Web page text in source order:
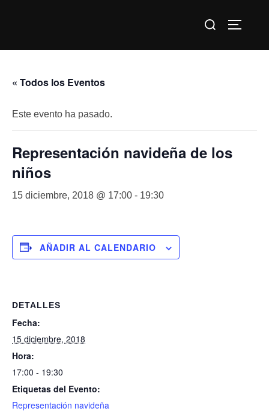
Buscar:
« Todos los Eventos
Este evento ha pasado.
Representación navideña de los
niños
15 diciembre, 2018 @ 17:00 - 19:30
AÑADIR AL CALENDARIO
DETALLES
Fecha:
15 diciembre, 2018
Hora:
17:00 - 19:30
Etiquetas del Evento:
Representación navideña